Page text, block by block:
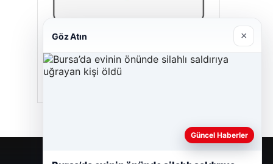
Cengiz Sigorta
23/06/2026
Göz Atın ×
Güncel Haberler